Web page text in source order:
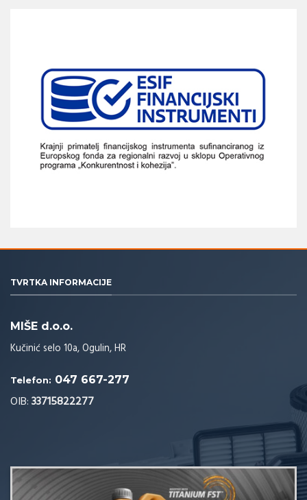
TVRTKA INFORMACIJE
MIŠE d.o.o.
Kučinić selo 10a, Ogulin, HR
Telefon: 047 667-277
OIB:33715822277